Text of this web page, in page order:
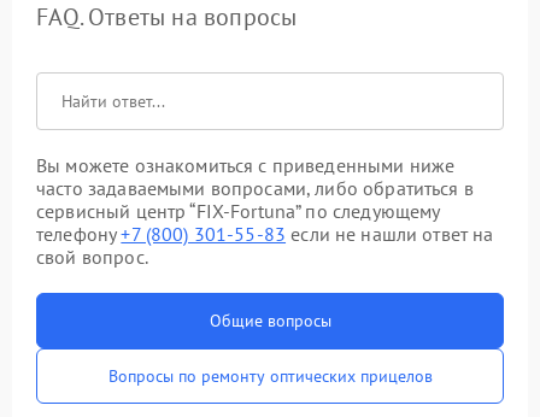
FAQ. Ответы на вопросы
Вы можете ознакомиться с приведенными ниже
часто задаваемыми вопросами, либо обратиться в
сервисный центр “FIX-Fortuna” по следующему
телефону+7 (800) 301-55-83 если не нашли ответ на
свой вопрос.
Общие вопросы
Вопросы по ремонту оптических прицелов